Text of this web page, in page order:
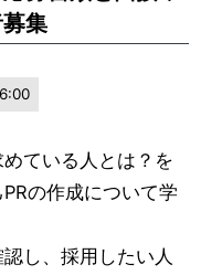
集
ている人とは？を
の作成について学
し、採用したい人